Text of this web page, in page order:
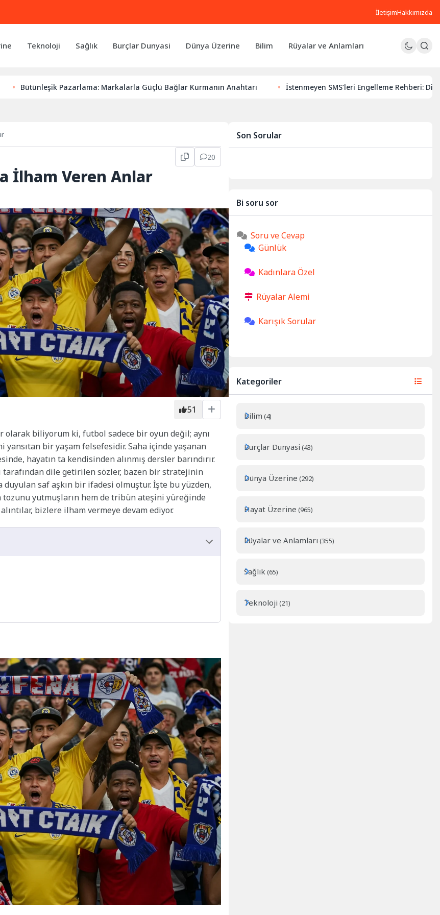
İletişimHakkımızda
Teknoloji Sağlık Burçlar Dunyasi Dünya Üzerine Bilim Rüyalar ve Anlamları
Pazarlama: Markalarla Güçlü Bağlar Kurmanın Anahtarı İstenmeyen SMS’leri Engelleme Rehberi: Dijital
20
İlham Veren Anlar
51
olarak biliyorum ki, futbol sadece bir oyun değil; aynı
bir yaşam felsefesidir. Saha içinde yaşanan
hayatın ta kendisinden alınmış dersler barındırır.
dile getirilen sözler, bazen bir stratejinin
saf aşkın bir ifadesi olmuştur. İşte bu yüzden,
yutmuşların hem de tribün ateşini yüreğinde
bizlere ilham vermeye devam ediyor.
Son Sorular
Bi soru sor
Soru ve Cevap
Günlük
Kadınlara Özel
Rüyalar Alemi
Karışık Sorular
Kategoriler
Bilim (4)
Burçlar Dunyasi (43)
Dünya Üzerine (292)
Hayat Üzerine (965)
Rüyalar ve Anlamları (355)
Sağlık (65)
Teknoloji (21)